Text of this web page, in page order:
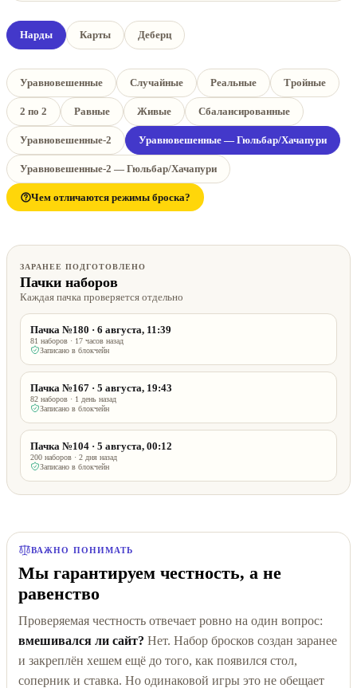
Нарды Карты Деберц
Уравновешенные Случайные Реальные Тройные
2 по 2 Равные Живые Сбалансированные
Уравновешенные-2 Уравновешенные — Гюльбар/Хачапури
Уравновешенные-2 — Гюльбар/Хачапури
Чем отличаются режимы броска?
ЗАРАНЕЕ ПОДГОТОВЛЕНО
Пачки наборов
Каждая пачка проверяется отдельно
Пачка №180 · 6 августа, 11:39
81 наборов · 17 часов назад
Записано в блокчейн
Пачка №167 · 5 августа, 19:43
82 наборов · 1 день назад
Записано в блокчейн
Пачка №104 · 5 августа, 00:12
200 наборов · 2 дня назад
Записано в блокчейн
ВАЖНО ПОНИМАТЬ
Мы гарантируем честность, а не
равенство
Проверяемая честность отвечает ровно на один вопрос:
вмешивался ли сайт? Нет. Набор бросков создан заранее
и закреплён хешем ещё до того, как появился стол,
соперник и ставка. Но одинаковой игры это не обещает